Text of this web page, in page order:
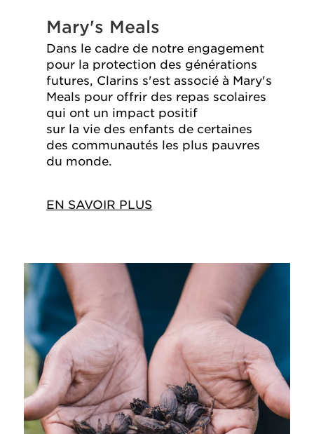
Mary's Meals
Dans le cadre de notre engagement
pour la protection des générations
futures, Clarins s'est associé à Mary's
Meals pour offrir des repas scolaires
qui ont un impact positif
sur la vie des enfants de certaines
des communautés les plus pauvres
du monde.
EN SAVOIR PLUS